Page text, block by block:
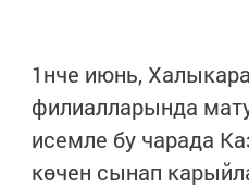
1нче июнь,
филиалларында
исемле бу чарада
көчен сынап